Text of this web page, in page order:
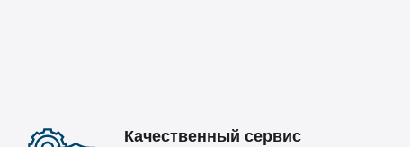
Качественный сервис